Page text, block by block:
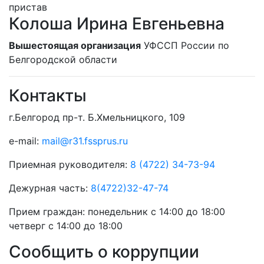
пристав
Колоша Ирина Евгеньевна
Вышестоящая организация УФССП России по
Белгородской области
Контакты
г.Белгород пр-т. Б.Хмельницкого, 109
e-mail: mail@r31.fssprus.ru
Приемная руководителя: 8 (4722) 34-73-94
Дежурная часть: 8(4722)32-47-74
Прием граждан: понедельник с 14:00 до 18:00
четверг с 14:00 до 18:00
Сообщить о коррупции